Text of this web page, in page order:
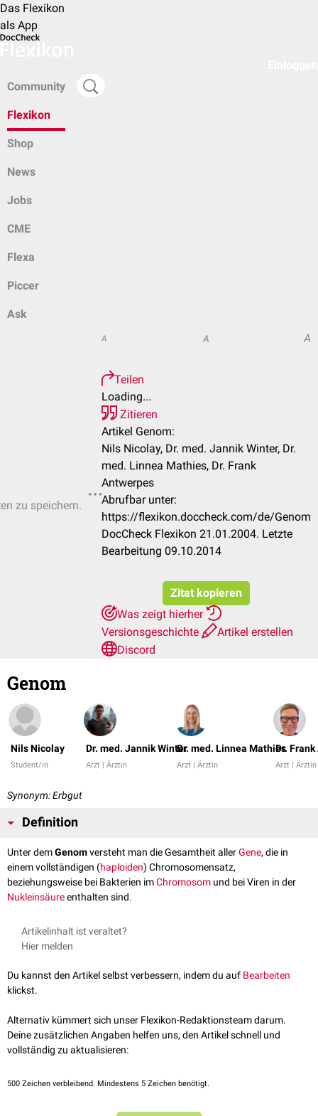
Das Flexikon
als App
Community
Flexikon
Shop
News
Jobs
CME
Flexa
Piccer
Ask
zu speichern.
A A A
Teilen
Loading...
Zitieren
Artikel Genom:
Nils Nicolay, Dr. med. Jannik Winter, Dr.
med. Linnea Mathies, Dr. Frank
Antwerpes
Abrufbar unter:
https://flexikon.doccheck.com/de/Genom
DocCheck Flexikon 21.01.2004. Letzte
Bearbeitung 09.10.2014
Zitat kopieren
Was zeigt hierher
Versionsgeschichte
Artikel erstellen
Discord
Genom
Nils Nicolay
Student/in
Dr. med. Jannik Winter
Arzt | Ärztin
Dr. med. Linnea Mathies
Arzt | Ärztin
Dr.
Arzt | Ärztin
Synonym: Erbgut
Definition
Unter demGenomversteht man die Gesamtheit allerGene, die in
einem vollständigen (haploiden) Chromosomensatz,
beziehungsweise bei Bakterien imChromosom und bei Viren in der
Nukleinsäureenthalten sind.
Artikelinhalt ist veraltet?
Hier melden
Du kannst den Artikel selbst verbessern, indem du auf Bearbeiten
klickst.
Alternativ kümmert sich unser Flexikon-Redaktionsteam darum.
Deine zusätzlichen Angaben helfen uns, den Artikel schnell und
vollständig zu aktualisieren:
500 Zeichen verbleibend. Mindestens 5 Zeichen benötigt.